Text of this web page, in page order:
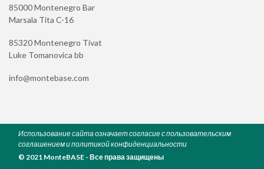
85000 Montenegro Bar
Marsala Tita C-16
85320 Montenegro Tivat
Luke Tomanovica bb
info@montebase.com
Использование сайта означает согласие с пользовательским
соглашением и политикой конфиденциальности
© 2021 MonteBASE - Все права защищены